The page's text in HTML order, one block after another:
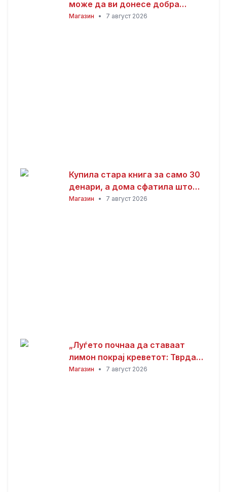
може да ви донесе добра
заработка од дома: Не ви треба
Магазин • 7 август 2026
Купила стара книга за само 30
денари, а дома сфатила што
всушност пронашла: „Како да
Магазин • 7 август 2026
„Луѓето почнаа да ставаат
лимон покрај креветот: Тврдат
дека решава еден голем
Магазин • 7 август 2026